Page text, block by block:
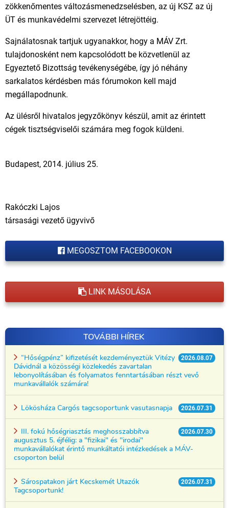
zökkenőmentes változásmenedzselésben, az új KSZ az új
ÜT és munkavédelmi szervezet létrejöttéig.
Sajnálatosnak tartjuk ugyanakkor, hogy a MÁV Zrt.
tulajdonosként nem kapcsolódott be közvetlenül az
Egyeztető Bizottság tevékenységébe, így jó néhány
sarkalatos kérdésben más fórumokon kell majd
megállapodnunk.
Az ülésről hivatalos jegyzőkönyv készül, amit az érintett
cégek tisztségviselői számára meg fogok küldeni.
Budapest, 2014. július 25.
Rakóczki Lajos
társasági vezető ügyvivő
MEGOSZTOM FACEBOOKON
LINK MÁSOLÁSA
TOVÁBBI HÍREK
2026.08.07
“Hőségpénz” kifizetését kezdeményeztük Vitézy
Dávidnál a közösségi közlekedés zavartalan
lebonyolításában és folyamatos fenntartásában részt vevő
munkavállalók számára!
2026.07.31
Lökösháza Cargós tagcsoportunk vasutasnapja
2026.07.30
III. fokú hőségriasztás meghosszabbítva
augusztus 5. éjfélig: a "fizikai" és "irodai"
munkavállalókat érintő munkáltatói intézkedések a MÁV-
csoporton belül
2026.07.31
Sárospatakon járt Kecskemét Utazók
Tagcsoportunk!